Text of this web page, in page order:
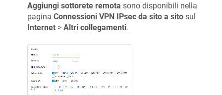
Aggiungi sottorete remota sono disponibili nella
pagina Connessioni VPN IPsec da sito a sito sul
Internet > Altri collegamenti.